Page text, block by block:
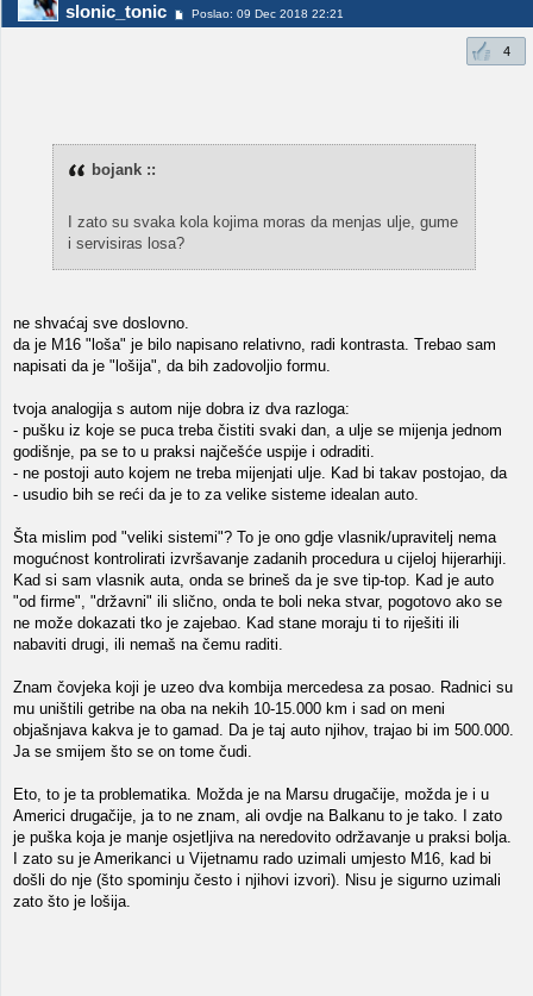
slonic_tonic Poslao: 09 Dec 2018 22:21
4
bojank ::
I zato su svaka kola kojima moras da menjas ulje, gume
i servisiras losa?
ne shvaćaj sve doslovno.
da je M16 "loša" je bilo napisano relativno, radi kontrasta. Trebao sam
napisati da je "lošija", da bih zadovoljio formu.
tvoja analogija s autom nije dobra iz dva razloga:
- pušku iz koje se puca treba čistiti svaki dan, a ulje se mijenja jednom
godišnje, pa se to u praksi najčešće uspije i odraditi.
- ne postoji auto kojem ne treba mijenjati ulje. Kad bi takav postojao, da
- usudio bih se reći da je to za velike sisteme idealan auto.
Šta mislim pod "veliki sistemi"? To je ono gdje vlasnik/upravitelj nema
mogućnost kontrolirati izvršavanje zadanih procedura u cijeloj hijerarhiji.
Kad si sam vlasnik auta, onda se brineš da je sve tip-top. Kad je auto
"od firme", "državni" ili slično, onda te boli neka stvar, pogotovo ako se
ne može dokazati tko je zajebao. Kad stane moraju ti to riješiti ili
nabaviti drugi, ili nemaš na čemu raditi.
Znam čovjeka koji je uzeo dva kombija mercedesa za posao. Radnici su
mu uništili getribe na oba na nekih 10-15.000 km i sad on meni
objašnjava kakva je to gamad. Da je taj auto njihov, trajao bi im 500.000.
Ja se smijem što se on tome čudi.
Eto, to je ta problematika. Možda je na Marsu drugačije, možda je i u
Americi drugačije, ja to ne znam, ali ovdje na Balkanu to je tako. I zato
je puška koja je manje osjetljiva na neredovito održavanje u praksi bolja.
I zato su je Amerikanci u Vijetnamu rado uzimali umjesto M16, kad bi
došli do nje (što spominju često i njihovi izvori). Nisu je sigurno uzimali
zato što je lošija.